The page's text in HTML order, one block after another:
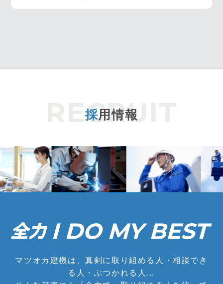
採用情報
マツオカ建機は、真剣に取り組める人・相談でき
る人・ぶつかれる人…